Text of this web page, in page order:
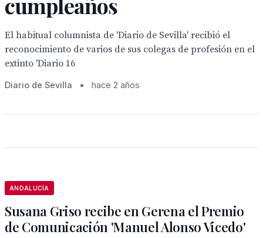
El habitual columnista de 'Diario de Sevilla' recibió el
reconocimiento de varios de sus colegas de profesión en el
extinto 'Diario 16
Diario de Sevilla • hace 2 años
ANDALUCÍA
Susana Griso recibe en Gerena el Premio
de Comunicación 'Manuel Alonso Vicedo'